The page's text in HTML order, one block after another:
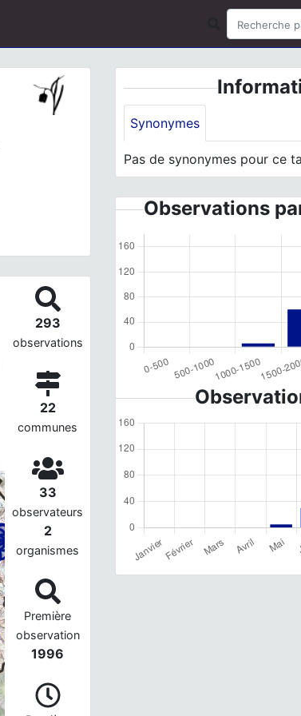
293
observations
22
communes
33
observateurs
2
organismes
Première
observation
1996
Synonymes
Pas de synonymes pour ce
Observations